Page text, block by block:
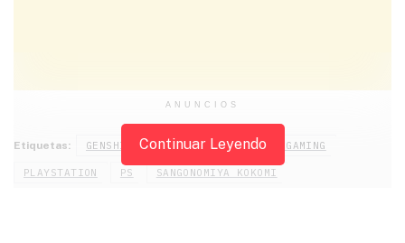
ANUNCIOS
Continuar Leyendo
Etiquetas: GENSHIN IMPACT KOKOMI PC GAMING
PLAYSTATION PS SANGONOMIYA KOKOMI